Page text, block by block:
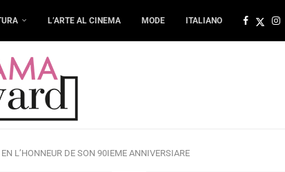
L’ARTE AL CINEMA MODE ITALIANO
L’HONNEUR DE SON 90IEME ANNIVERSIARE